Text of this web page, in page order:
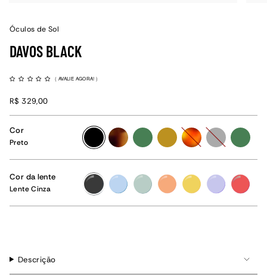
Óculos de Sol
DAVOS BLACK
( AVALIE AGORA!)
R$ 329,00
Cor
Preto
preto tartaruga
verde amarelo-
ocre
havanagrafiteverde
Cor da lente
Lente Cinza
Lente
Cinza
Lente
Azul
Claro
Lente
Verde
Claro
Lente
Laranja
Lente
Amarelo
Lente
Lilás
Lente
Vermelha
Descrição